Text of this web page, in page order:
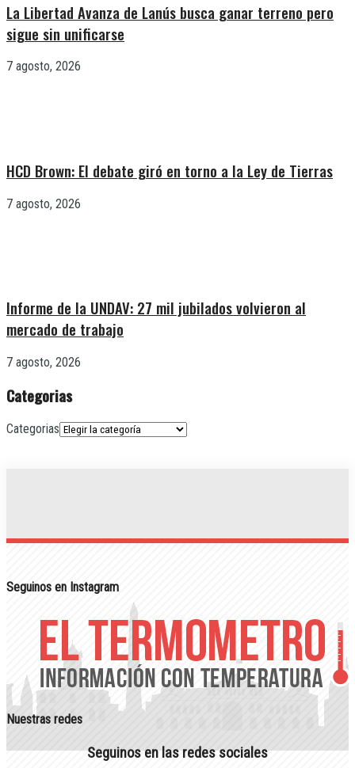
La Libertad Avanza de Lanús busca ganar terreno pero
sigue sin unificarse
7 agosto, 2026
HCD Brown: El debate giró en torno a la Ley de Tierras
7 agosto, 2026
Informe de la UNDAV: 27 mil jubilados volvieron al
mercado de trabajo
7 agosto, 2026
Categorias
Categorias
Seguinos en Instagram
Nuestras redes
Seguinos en las redes sociales